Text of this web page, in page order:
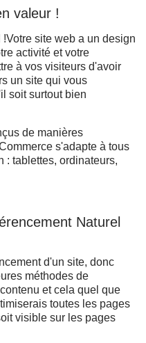
valeur !
site web a un design
activité et votre
à vos visiteurs d'avoir
un site qui vous
soit surtout bien
de manières
s'adapte à tous
: tablettes, ordinateurs,
Naturel
d'un site, donc
méthodes de
et cela quel que
toutes les pages
visible sur les pages